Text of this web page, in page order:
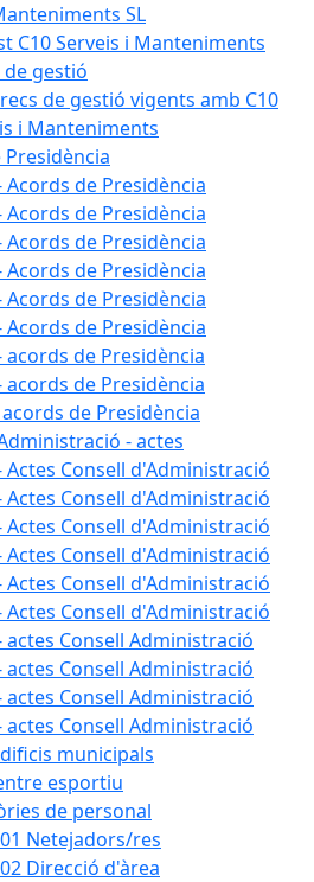
SL
C10 Serveis i Manteniments
de gestió
de gestió vigents amb C10
i Manteniments
Acords de Presidència
Acords de Presidència
Acords de Presidència
Acords de Presidència
Acords de Presidència
Acords de Presidència
acords de Presidència
acords de Presidència
de Presidència
- actes
Actes Consell d'Administració
Actes Consell d'Administració
Actes Consell d'Administració
Actes Consell d'Administració
Actes Consell d'Administració
Actes Consell d'Administració
actes Consell Administració
actes Consell Administració
actes Consell Administració
actes Consell Administració
municipals
esportiu
de personal
01 Netejadors/res
Direcció d'àrea